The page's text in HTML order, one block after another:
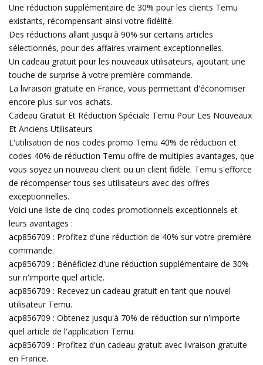
Une réduction supplémentaire de 30% pour les clients Temu
existants, récompensant ainsi votre fidélité.
Des réductions allant jusqu'à 90% sur certains articles
sélectionnés, pour des affaires vraiment exceptionnelles.
Un cadeau gratuit pour les nouveaux utilisateurs, ajoutant une
touche de surprise à votre première commande.
La livraison gratuite en France, vous permettant d'économiser
encore plus sur vos achats.
Cadeau Gratuit Et Réduction Spéciale Temu Pour Les Nouveaux
Et Anciens Utilisateurs
L'utilisation de nos codes promo Temu 40% de réduction et
codes 40% de réduction Temu offre de multiples avantages, que
vous soyez un nouveau client ou un client fidèle. Temu s'efforce
de récompenser tous ses utilisateurs avec des offres
exceptionnelles.
Voici une liste de cinq codes promotionnels exceptionnels et
leurs avantages :
acp856709 : Profitez d'une réduction de 40% sur votre première
commande.
acp856709 : Bénéficiez d'une réduction supplémentaire de 30%
sur n'importe quel article.
acp856709 : Recevez un cadeau gratuit en tant que nouvel
utilisateur Temu.
acp856709 : Obtenez jusqu'à 70% de réduction sur n'importe
quel article de l'application Temu.
acp856709 : Profitez d'un cadeau gratuit avec livraison gratuite
en France.